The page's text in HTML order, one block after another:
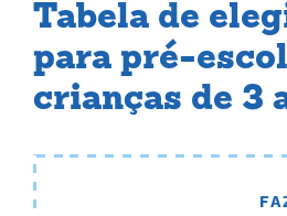
Tabela de
para pré-
crianças de 3